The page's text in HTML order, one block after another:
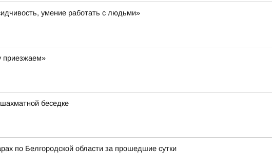
умение работать с людьми»
приезжаем»
беседке
по Белгородской области за прошедшие сутки